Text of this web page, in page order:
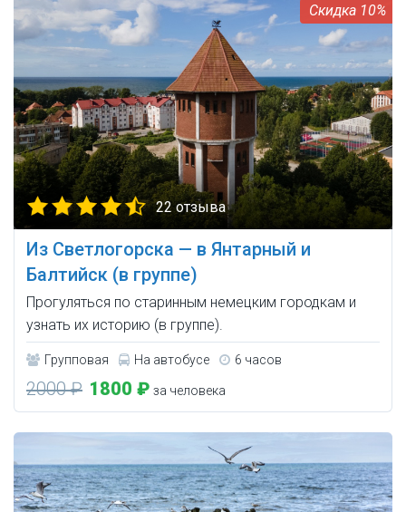
10%
22 отзыва
Из Светлогорска — в Янтарный и
Балтийск (в группе)
Прогуляться по старинным немецким городкам и
узнать их историю (в группе).
Групповая На автобусе 6 часов
2000 ₽ 1800 ₽ за человека